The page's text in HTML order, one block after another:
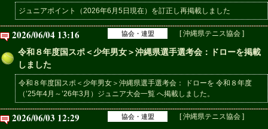
ジュニアポイント（2026年6月5日現在）を訂正し再掲載しました
2026/06/04 13:16 協会・連盟 [ 沖縄県テニス協会 ]
令和８年度国スポ＜少年男女＞沖縄県選手選考会：ドローを掲載
しました
令和８年度国スポ＜少年男女＞沖縄県選手選考会： ドローを 令和８年度
（’25年4月～’26年3月）ジュニア大会一覧 へ掲載しました。
2026/06/03 12:29 協会・連盟 [ 沖縄県テニス協会 ]